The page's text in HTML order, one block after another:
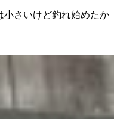
小さいけど釣れ始めたか